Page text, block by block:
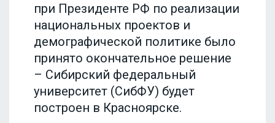
при Президенте РФ по реализации
национальных проектов и
демографической политике было
принято окончательное решение
– Сибирский федеральный
университет (СибФУ) будет
построен в Красноярске.